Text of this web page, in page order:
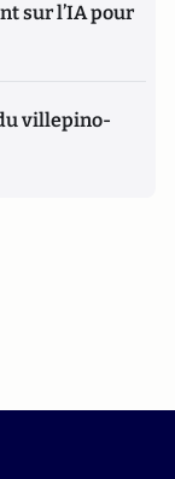
sur l’IA pour
villepino-